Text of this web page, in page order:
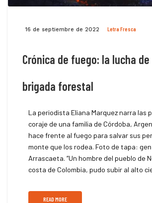
16 de septiembre de 2022 Letra Fresca
Crónica de fuego: la lucha de
brigada forestal
La periodista Eliana Marquez narra las
coraje de una familia de Córdoba,
hace frente al fuego para salvar sus
monte que los rodea. Foto de tapa:
Arrascaeta. “Un hombre del pueblo de
costa de Colombia, pudo subir al alto
READ MORE